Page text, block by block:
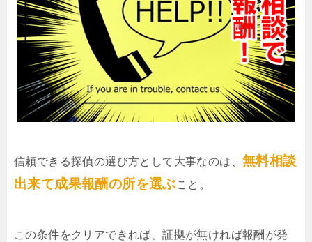
信頼できる探偵の選び方として大事なのは、 無料相談
出来て成果報酬の所を選ぶこと。
この条件をクリアできれば、証拠が無ければ報酬が発